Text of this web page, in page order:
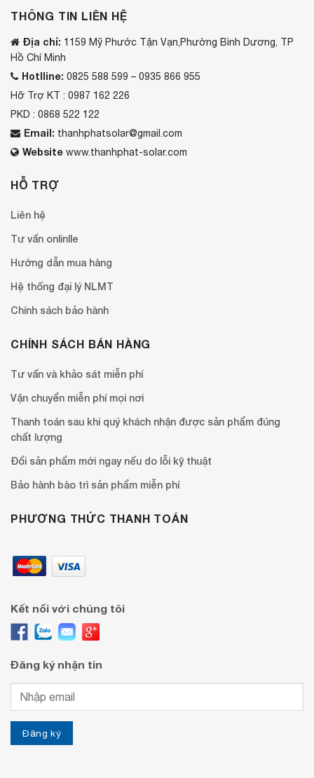
THÔNG TIN LIÊN HỆ
Địa chỉ: 1159 Mỹ Phước Tận Vạn,Phường Bình Dương, TP
Hồ Chí Minh
Hotlline: 0825 588 599 – 0935 866 955
Hỡ Trợ KT : 0987 162 226
PKD : 0868 522 122
Email: thanhphatsolar@gmail.com
Website www.thanhphat-solar.com
HỖ TRỢ
Liên hệ
Tư vấn onlinlle
Hướng dẫn mua hàng
Hệ thống đại lý NLMT
Chính sách bảo hành
CHÍNH SÁCH BÁN HÀNG
Tư vấn và khảo sát miễn phí
Vận chuyển miễn phí mọi nơi
Thanh toán sau khi quý khách nhận được sản phẩm đúng
chất lượng
Đổi sản phẩm mới ngay nếu do lỗi kỹ thuật
Bảo hành bào trì sản phẩm miễn phí
PHƯƠNG THỨC THANH TOÁN
Kết nối với chúng tôi
Đăng ký nhận tin